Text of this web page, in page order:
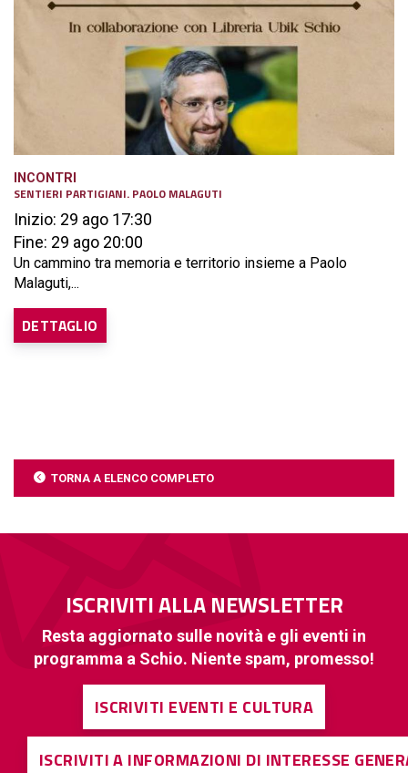
INCONTRI
SENTIERI PARTIGIANI. PAOLO MALAGUTI
Inizio: 29 ago 17:30
Fine: 29 ago 20:00
Un cammino tra memoria e territorio insieme a Paolo
Malaguti,...
DETTAGLIO
TORNA A ELENCO COMPLETO
ISCRIVITI ALLA NEWSLETTER
Resta aggiornato sulle novità e gli eventi in
programma a Schio. Niente spam, promesso!
ISCRIVITI EVENTI E CULTURA
ISCRIVITI A INFORMAZIONI DI INTERESSE